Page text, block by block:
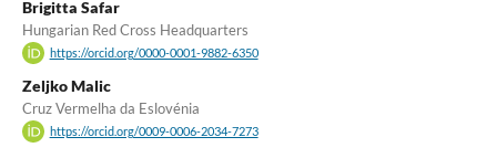
Brigitta Safar
Hungarian Red Cross Headquarters
https://orcid.org/0000-0001-9882-6350
Zeljko Malic
Cruz Vermelha da Eslovénia
https://orcid.org/0009-0006-2034-7273